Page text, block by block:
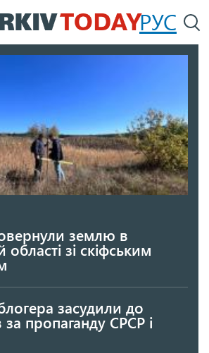
Перейти
до
РУС
землю в
області зі скіфським
засудили до
за пропаганду СРСР і